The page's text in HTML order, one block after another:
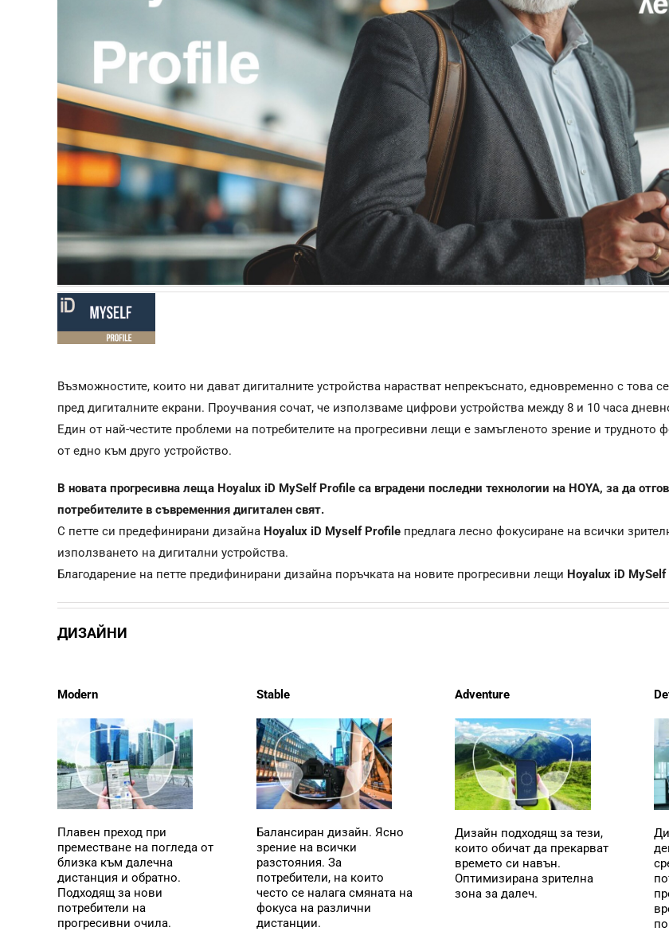
Възможностите, които ни дават дигиталните устройства нарастват непрекъснато, едновременно с това
пред дигиталните екрани. Проучвания сочат, че използваме цифрови устройства между 8 и 10 часа
Един от най-честите проблеми на потребителите на прогресивни лещи е замъгленото зрение и трудното
от едно към друго устройство.
В новата прогресивна леща Hoyalux iD MySelf Profile са вградени последни технологии на HOYA, за да
потребителите в съвременния дигитален свят.
С петте си предефинирани дизайна Hoyalux iD Myself Profile предлага лесно фокусиране на всички
използването на дигитални устройства.
Благодарение на петте предифинирани дизайна поръчката на новите прогресивни лещи Hoyalux iD MySelf
ДИЗАЙНИ
Modern
Плавен преход при
преместване на погледа от
близка към далечна
дистанция и обратно.
Подходящ за нови
потребители на
прогресивни очила.
Stable
Балансиран дизайн. Ясно
зрение на всички
разстояния. За
потребители, на които
често се налага смяната на
фокуса на различни
дистанции.
Adventure
Дизайн подходящ за тези,
които обичат да прекарват
времето си навън.
Оптимизирана зрителна
зона за далеч.